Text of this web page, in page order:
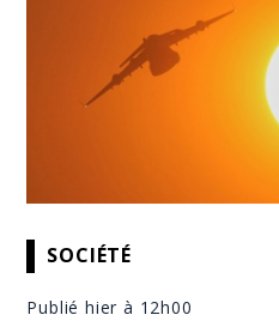
SOCIÉTÉ
Publié hier à 12h00